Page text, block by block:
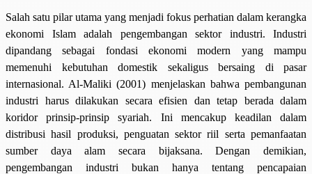
Salah satu pilar utama yang menjadi fokus perhatian dalam kerangka
ekonomi Islam adalah pengembangan sektor industri. Industri
dipandang sebagai fondasi ekonomi modern yang mampu
memenuhi kebutuhan domestik sekaligus bersaing di pasar
internasional. Al-Maliki (2001) menjelaskan bahwa pembangunan
industri harus dilakukan secara efisien dan tetap berada dalam
koridor prinsip-prinsip syariah. Ini mencakup keadilan dalam
distribusi hasil produksi, penguatan sektor riil serta pemanfaatan
sumber daya alam secara bijaksana. Dengan demikian,
pengembangan industri bukan hanya tentang pencapaian